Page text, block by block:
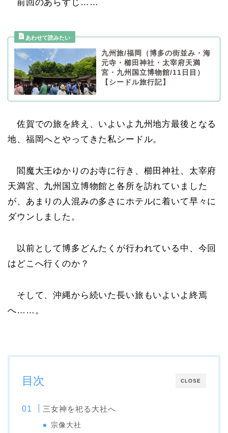
前回のあらすじ……
九州旅/福岡（博多の街並み・海
元寺・櫛田神社・太宰府天満
宮・九州国立博物館/11日目）
【シードル旅行記】
佐賀での旅を終え、いよいよ九州地方最後となる
地、福岡へとやってきた私シードル。
閻魔大王ゆかりのお寺に行き、櫛田神社、太宰府
天満宮、九州国立博物館と各所を訪れていました
が、あまりの人混みの多さにホテルに着いて早々に
ダウンしました。
以前として博多どんたくが行われている中、今回
はどこへ行くのか？
そして、沖縄から続いた長い旅もいよいよ終焉
へ……。
CLOSE
目次
三女神を祀る大社へ
宗像大社